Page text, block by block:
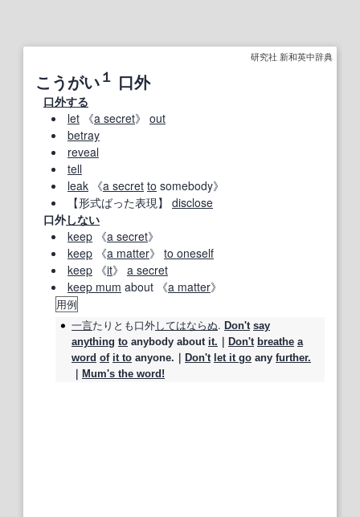
研究社 新和英中辞典
こうがい１ 口外
口外する
let 《a secret》 out
betray
reveal
tell
leak 《a secret to somebody》
【形式ばった表現】 disclose
口外しない
keep 《a secret》
keep 《a matter》 to oneself
keep 《it》 a secret
keep mum about 《a matter》
用例
一言たりとも口外してはならぬ. Don't say
anything to anybody about it. Don't breathe a
word of it to anyone.｜ Don't let it go any further.
Mum's the word!